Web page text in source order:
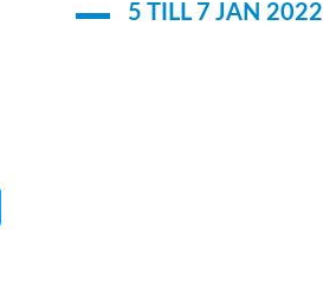
5 TILL 7 JAN 2022